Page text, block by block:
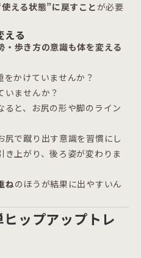
える状態”に戻すことが必要
える
・歩き方の意識も体を変える
をかけていませんか？
いませんか？
ると、お尻の形や脚のライン
で蹴り出す意識を習慣にし
上がり、後ろ姿が変わりま
ねのほうが結果に出やすいん
ップアップトレ